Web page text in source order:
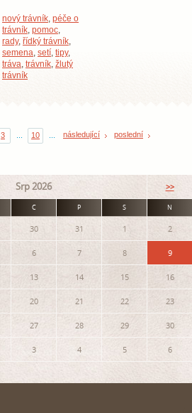
nový trávník, péče o
trávník, pomoc,
rady, řídký trávník,
semena, setí, tipy,
tráva, trávník, žlutý
trávník
3 10 následující poslední
Srp 2026 >>
Č P S N
30 31 1 2
6 7 8 9
13 14 15 16
20 21 22 23
27 28 29 30
3 4 5 6